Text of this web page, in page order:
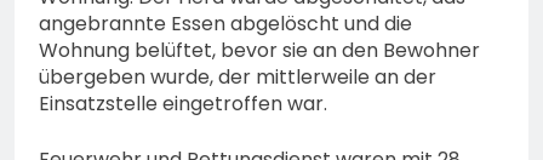
angebrannte Essen abgelöscht und die
Wohnung belüftet, bevor sie an den Bewohner
übergeben wurde, der mittlerweile an der
Einsatzstelle eingetroffen war.